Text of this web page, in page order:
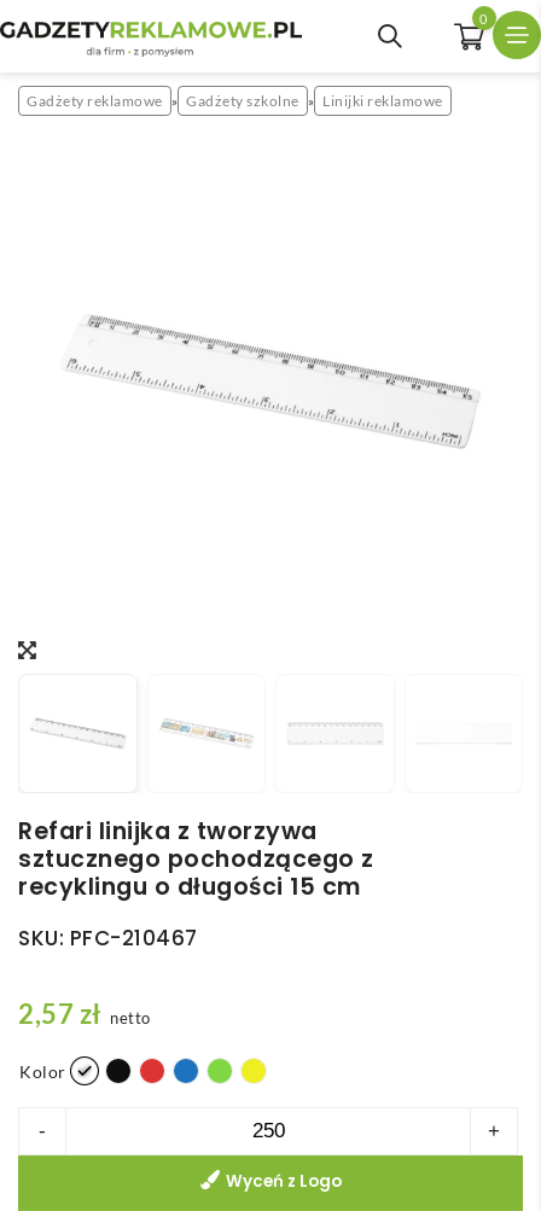
0
Gadżety reklamowe » Gadżety szkolne » Linijki reklamowe
Refari linijka z tworzywa
sztucznego pochodzącego z
recyklingu o długości 15 cm
SKU: PFC-210467
2,57 zł netto
Kolor
-
Refari
+
Wyceń z Logo